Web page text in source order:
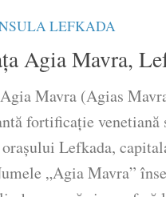
LEFKADA
Agia Mavra,
Mavra (Agias
fortificație venetiană
Lefkada,
„Agia Mavra”